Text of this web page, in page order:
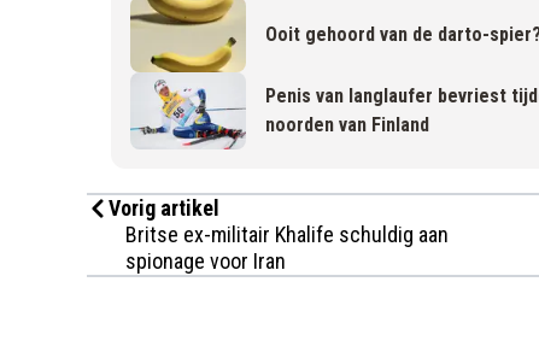
Ooit gehoord van de darto-
Penis van langlaufer bevriest
noorden van Finland
Vorig artikel
Britse ex-militair Khalife schuldig aan
spionage voor Iran